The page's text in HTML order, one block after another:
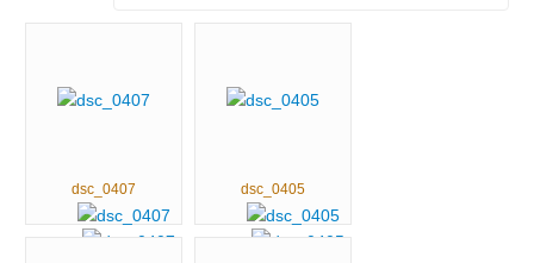
dsc_0407 dsc_0405